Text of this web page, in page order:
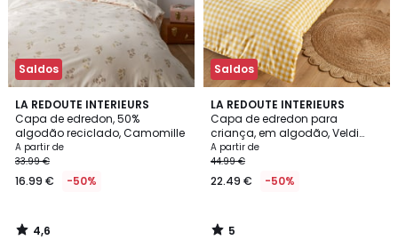
Saldos
LA REDOUTE INTERIEURS
Capa de edredon, 50%
algodão reciclado, Camomille
A partir de
33.99 €
16.99 € -50%
4,6
/ 5
4,6
/
Saldos
LA REDOUTE INTERIEURS
Capa de edredon para
criança, em algodão, Veldi
amarelo
A partir de
44.99 €
22.49 € -50%
5
/
5
5
/